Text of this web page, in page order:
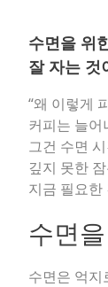
수면을 위
잘 자는 것
“왜 이렇게
커피는 늘어
그건 수면
깊지 못한
지금 필요한
수면
수면은 억지